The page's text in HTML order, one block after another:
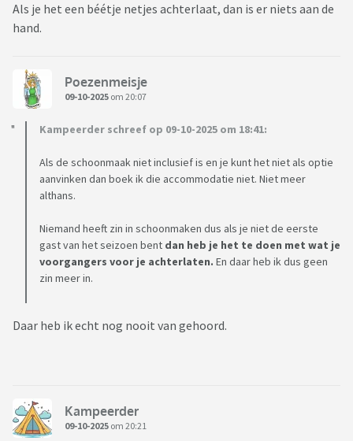
Als je het een béétje netjes achterlaat, dan is er niets aan de
hand.
Poezenmeisje
09-10-2025 om 20:07
Kampeerder schreef op 09-10-2025 om 18:41:
Als de schoonmaak niet inclusief is en je kunt het niet als optie
aanvinken dan boek ik die accommodatie niet. Niet meer
althans.
Niemand heeft zin in schoonmaken dus als je niet de eerste
gast van het seizoen bent dan heb je het te doen met wat je
voorgangers voor je achterlaten. En daar heb ik dus geen
zin meer in.
Daar heb ik echt nog nooit van gehoord.
Kampeerder
09-10-2025 om 20:21